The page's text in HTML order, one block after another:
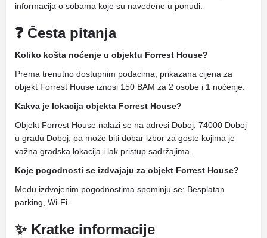
informacija o sobama koje su navedene u ponudi.
❓ Česta pitanja
Koliko košta noćenje u objektu Forrest House?
Prema trenutno dostupnim podacima, prikazana cijena za
objekt Forrest House iznosi 150 BAM za 2 osobe i 1 noćenje.
Kakva je lokacija objekta Forrest House?
Objekt Forrest House nalazi se na adresi Doboj, 74000 Doboj
u gradu Doboj, pa može biti dobar izbor za goste kojima je
važna gradska lokacija i lak pristup sadržajima.
Koje pogodnosti se izdvajaju za objekt Forrest House?
Među izdvojenim pogodnostima spominju se: Besplatan
parking, Wi-Fi.
✨ Kratke informacije